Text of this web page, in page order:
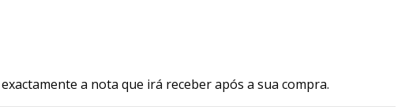
a nota que irá receber após a sua compra.